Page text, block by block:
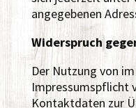
angegebenen
Widerspruch
Der Nutzung von
Impressumspflicht
Kontaktdaten zur